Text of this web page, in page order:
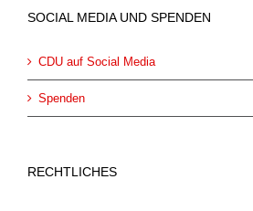
SOCIAL MEDIA UND SPENDEN
CDU auf Social Media
Spenden
RECHTLICHES